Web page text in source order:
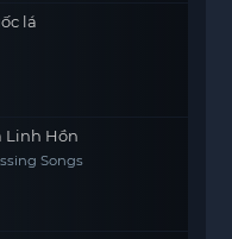
lá
Linh Hồn
Songs